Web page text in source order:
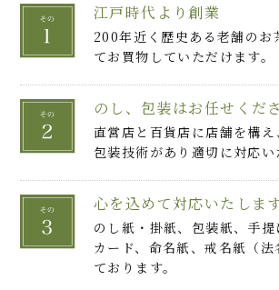
江戸時代より創業
200年近く歴史ある老舗のお
てお買物していただけます。
のし、包装はお任せくだ
直営店と百貨店に店舗を構
包装技術があり適切に対応い
心を込めて対応いたしま
のし紙・掛紙、包装紙、手
カード、命名紙、戒名紙（
ております。